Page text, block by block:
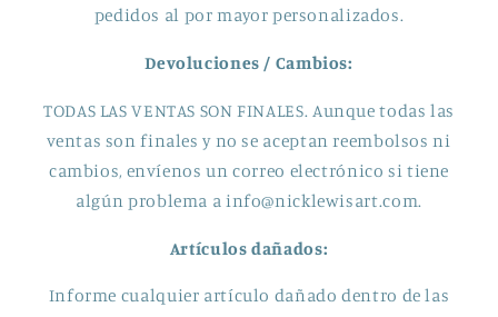
pedidos al por mayor personalizados.
Devoluciones / Cambios:
TODAS LAS VENTAS SON FINALES. Aunque todas las
ventas son finales y no se aceptan reembolsos ni
cambios, envíenos un correo electrónico si tiene
algún problema a info@nicklewisart.com.
Artículos dañados:
Informe cualquier artículo dañado dentro de las